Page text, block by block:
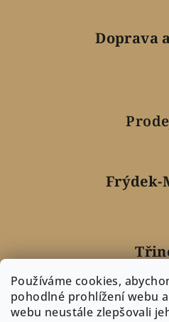
Používáme cookies,
pohodlné prohlížení webu
webu neustále zlepšovali
Doprava
Frýdek-